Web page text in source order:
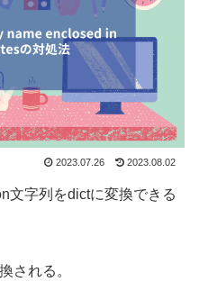
2023.07.26 2023.08.02
文字列をdictに変換できる
される。